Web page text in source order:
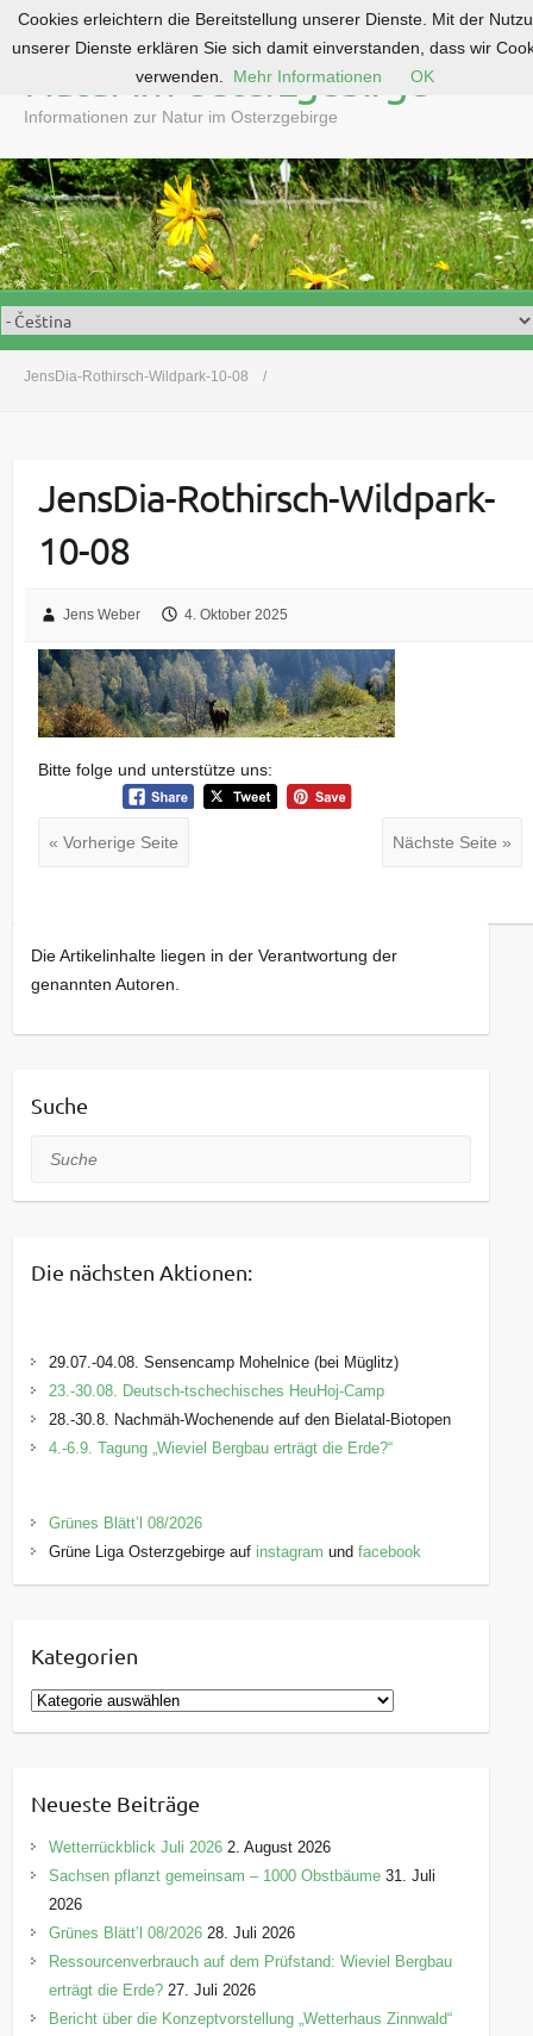
o
c
o
n
t
e
n
Natur im Osterzgebirge
Informationen zur Natur im Osterzgebirge
JensDia-Rothirsch-Wildpark-10-08
JensDia-Rothirsch-Wildpark-
10-08
Jens Weber 4. Oktober 2025
Bitte folge und unterstütze uns:
« Vorherige Seite Nächste Seite »
Die Artikelinhalte liegen in der Verantwortung der
genannten Autoren.
Suche
Suche
Die nächsten Aktionen:
29.07.-04.08. Sensencamp Mohelnice (bei Müglitz)
23.-30.08. Deutsch-tschechisches HeuHoj-Camp
28.-30.8. Nachmäh-Wochenende auf den Bielatal-Biotopen
4.-6.9. Tagung „Wieviel Bergbau erträgt die Erde?“
Grünes Blätt’l 08/2026
Grüne Liga Osterzgebirge auf instagram undfacebook
Kategorien
K
a
g
o
r
e
n
Neueste Beiträge
Wetterrückblick Juli 2026 2. August 2026
Sachsen pflanzt gemeinsam – 1000 Obstbäume 31. Juli
2026
Grünes Blätt’l 08/2026 28. Juli 2026
Ressourcenverbrauch auf dem Prüfstand: Wieviel Bergbau
erträgt die Erde? 27. Juli 2026
Bericht über die Konzeptvorstellung „Wetterhaus Zinnwald“
Cookies erleichtern die Bereitstellung unserer Dienste. Mit der
unserer Dienste erklären Sie sich damit einverstanden, dass wir
verwenden.
Mehr Informationen OK